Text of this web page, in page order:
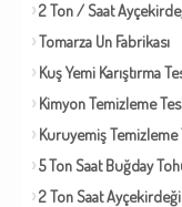
2 Ton / Saat
Tomarza Un Fabrikası
Kuş Yemi Karıştırma
Kimyon Temizleme
Kuruyemiş Temizleme
5 Ton Saat Buğday
2 Ton Saat